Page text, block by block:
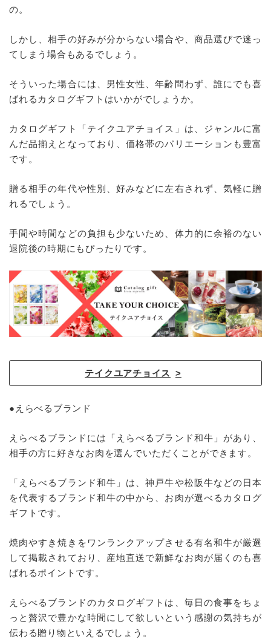
の。
しかし、相手の好みが分からない場合や、商品選びで迷っ
てしまう場合もあるでしょう。
そういった場合には、男性女性、年齢問わず、誰にでも喜
ばれるカタログギフトはいかがでしょうか。
カタログギフト「テイクユアチョイス」は、ジャンルに富
んだ品揃えとなっており、価格帯のバリエーションも豊富
です。
贈る相手の年代や性別、好みなどに左右されず、気軽に贈
れるでしょう。
手間や時間などの負担も少ないため、体力的に余裕のない
退院後の時期にもぴったりです。
テイクユアチョイス
●えらべるブランド
えらべるブランドには「えらべるブランド和牛」があり、
相手の方に好きなお肉を選んでいただくことができます。
「えらべるブランド和牛」は、神戸牛や松阪牛などの日本
を代表するブランド和牛の中から、お肉が選べるカタログ
ギフトです。
焼肉やすき焼きをワンランクアップさせる有名和牛が厳選
して掲載されており、産地直送で新鮮なお肉が届くのも喜
ばれるポイントです。
えらべるブランドのカタログギフトは、毎日の食事をちょ
っと贅沢で豊かな時間にして欲しいという感謝の気持ちが
伝わる贈り物といえるでしょう。